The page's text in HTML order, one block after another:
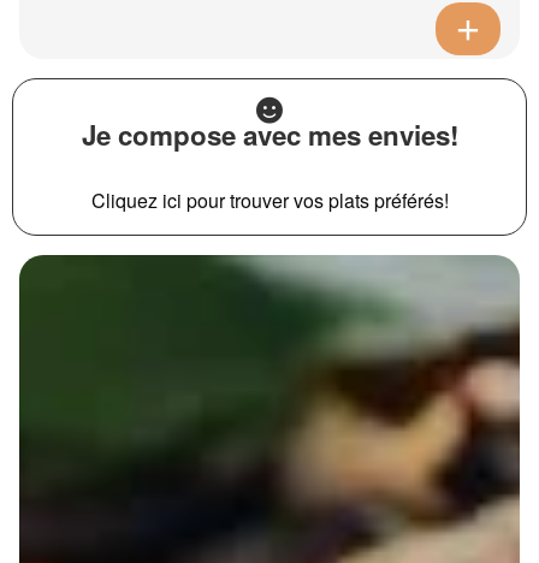
Je compose avec mes envies!
Cliquez ici pour trouver vos plats préférés!